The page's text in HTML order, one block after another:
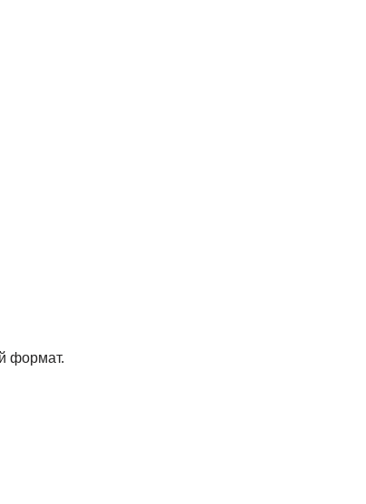
формат.